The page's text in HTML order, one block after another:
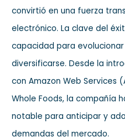
convirtió en una fuerza
electrónico. La clave del
capacidad para
diversificarse. Desde la
con Amazon Web Services
Whole Foods, la compañía
notable para anticipar y
demandas del mercado.